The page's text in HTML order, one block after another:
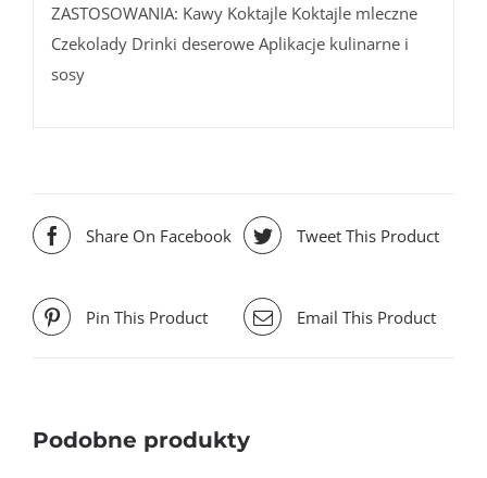
ZASTOSOWANIA: Kawy Koktajle Koktajle mleczne
Czekolady Drinki deserowe Aplikacje kulinarne i
sosy
Share On Facebook Tweet This Product
Pin This Product Email This Product
Podobne produkty